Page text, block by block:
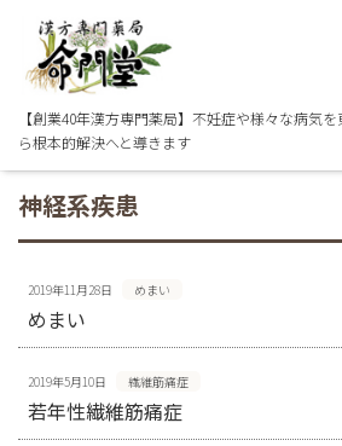
【創業40年漢方専門薬局】不妊症や様々な病気
ら根本的解決へと導きます
神経系疾患
2019年11月28日 めまい
めまい
2019年5月10日 繊維筋痛症
若年性繊維筋痛症